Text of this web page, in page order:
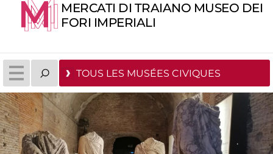
MERCATI DI TRAIANO MUSEO DEI
FORI IMPERIALI
TOUS LES MUSÉES CIVIQUES